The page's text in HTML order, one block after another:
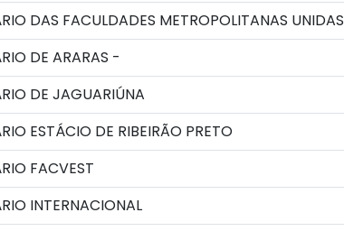
DAS FACULDADES METROPOLITANAS UNIDAS
DE ARARAS -
DE JAGUARIÚNA
ESTÁCIO DE RIBEIRÃO PRETO
FACVEST
INTERNACIONAL